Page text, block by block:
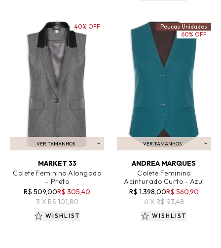
VER TAMANHOS
ADICIONAR AO CARRINHO
MARKET 33
Colete Feminino Alongado
– Preto
R$ 509,00R$ 305,40
3 X R$ 101,80
40% OFF
WISHLIST
VER TAMANHOS
ADICIONAR AO CARRINHO
ANDREA MARQUES
Colete Feminino
Acinturado Curto - Azul
R$ 1.398,00R$ 560,90
6 X R$ 93,48
Poucas Unidades
60% OFF
WISHLIST